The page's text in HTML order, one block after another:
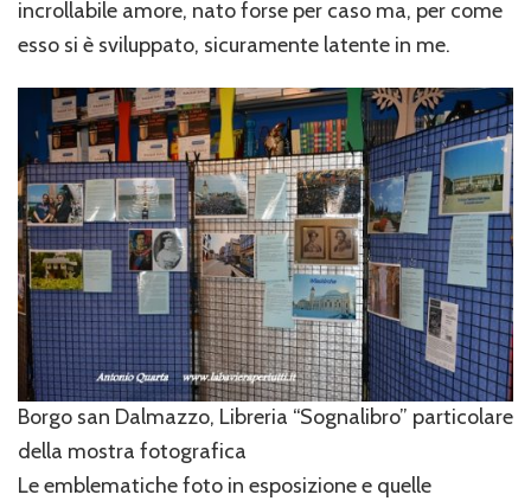
incrollabile amore, nato forse per caso ma, per come
esso si è sviluppato, sicuramente latente in me.
Borgo san Dalmazzo, Libreria “Sognalibro” particolare
della mostra fotografica
Le emblematiche foto in esposizione e quelle